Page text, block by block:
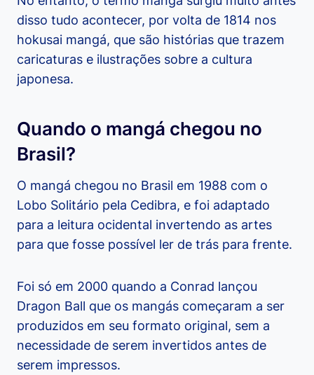
disso tudo acontecer, por volta de 1814 nos
hokusai mangá, que são histórias que trazem
caricaturas e ilustrações sobre a cultura
japonesa.
Quando o mangá chegou no
Brasil?
O mangá chegou no Brasil em 1988 com o
Lobo Solitário pela Cedibra, e foi adaptado
para a leitura ocidental invertendo as artes
para que fosse possível ler de trás para frente.
Foi só em 2000 quando a Conrad lançou
Dragon Ball que os mangás começaram a ser
produzidos em seu formato original, sem a
necessidade de serem invertidos antes de
serem impressos.